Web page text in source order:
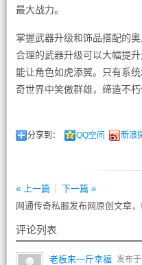
最大战力。
掌握武器升级和饰品搭配的
合理的武器升级可以大幅提
能让角色如虎添翼。只有系
奇世界中笑傲群雄，缔造不朽
分享到： QQ空间 新浪
« 上一篇
下一篇 »
网通传奇私服发布网原创文章
评论列表
老板来一斤幸福 发布